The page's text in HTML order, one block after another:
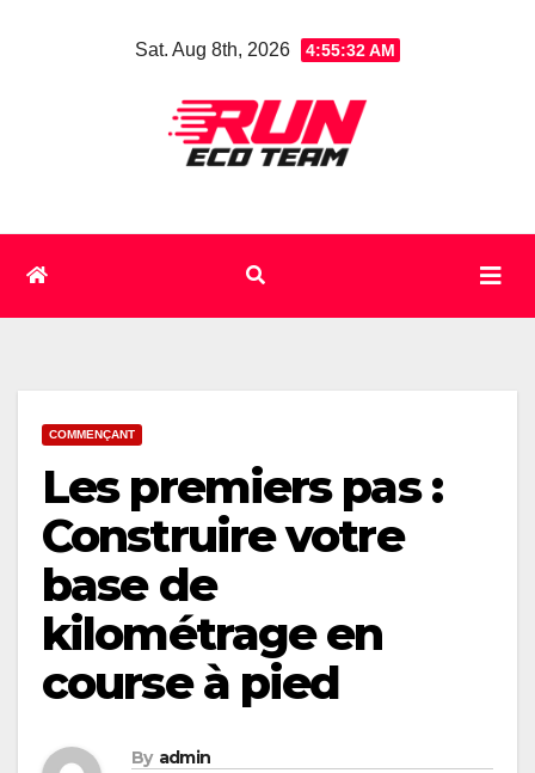
Sat. Aug 8th, 2026 4:55:33 AM
COMMENÇANT
Les premiers pas :
Construire votre
base de
kilométrage en
course à pied
By admin